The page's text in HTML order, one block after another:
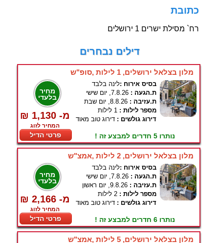
כתובת
רח` מסילת ישרים 1 ירושלים
דילים נבחרים
מלון בצלאל ירושלים, 1 לילות ,סופ"ש
מחיר
בלעדי
₪ 1,130 -מ
המחיר לזוג
פרטי הדיל
בסיס אירוח :לינה בלבד
ת.הגעה : 7.8.26, יום שישי
ת.עזיבה : 8.8.26, יום שבת
מספר לילות : 1 לילות
דירוג גולשים : דירוג טוב מאוד
נותרו 5 חדרים למבצע זה !
מלון בצלאל ירושלים, 2 לילות ,אמצ"ש
מחיר
בלעדי
₪ 2,166 -מ
המחיר לזוג
פרטי הדיל
בסיס אירוח :לינה בלבד
ת.הגעה : 7.8.26, יום שישי
ת.עזיבה : 9.8.26, יום ראשון
מספר לילות : 2 לילות
דירוג גולשים : דירוג טוב מאוד
נותרו 6 חדרים למבצע זה !
מלון בצלאל ירושלים, 5 לילות ,אמצ"ש